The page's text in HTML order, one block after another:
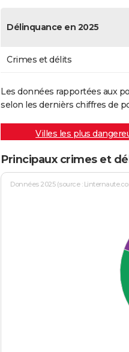
Délinquance en 2025
Crimes et délits
Les données rapportées aux
selon les dernièrs chiffres de
Villes les plus
Principaux crimes et
Données 2025 (source :